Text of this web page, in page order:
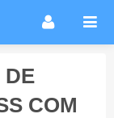
métier
/ méthodes
DE
COM